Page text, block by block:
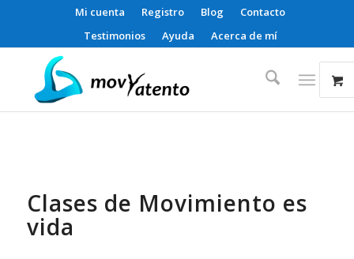
Mi cuenta Registro Blog
Contacto
Testimonios
Ayuda Acerca de mí
Clases de Movimiento es
vida